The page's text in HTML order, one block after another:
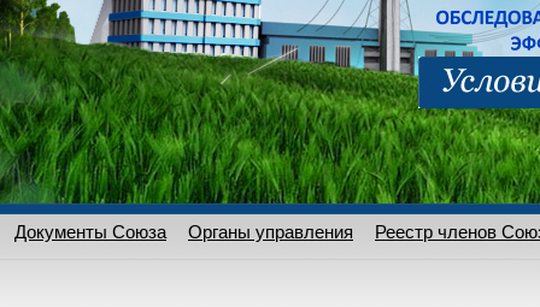
Документы Союза Органы управления Реестр членов